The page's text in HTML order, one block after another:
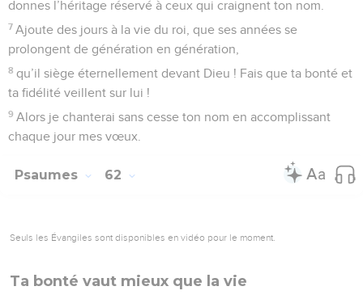
donnes l’héritage réservé à ceux qui craignent ton nom.
7 Ajoute des jours à la vie du roi, que ses années se
prolongent de génération en génération,
8 qu’il siège éternellement devant Dieu ! Fais que ta bonté et
ta fidélité veillent sur lui !
9 Alors je chanterai sans cesse ton nom en accomplissant
chaque jour mes vœux.
Psaumes 62
Seuls les Évangiles sont disponibles en vidéo pour le moment.
Ta bonté vaut mieux que la vie